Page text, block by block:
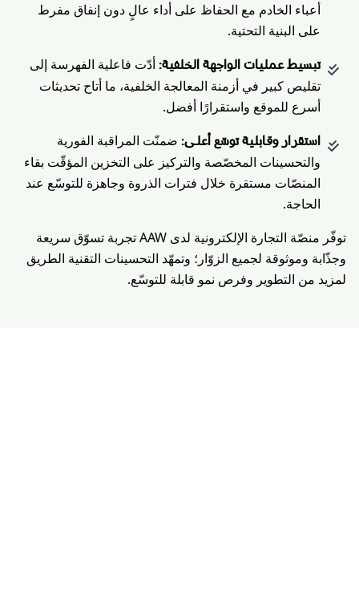
أعباء الخادم مع الحفاظ على أداء عالٍ دون إنفاق مفرط
على البنية التحتية.
تبسيط عمليات الواجهة الخلفية: أدّت فاعلية الفهرسة إلى
تقليص كبير في أزمنة المعالجة الخلفية، ما أتاح تحديثات
أسرع للموقع واستقرارًا أفضل.
استقرار وقابلية توسّع أعلى: ضمنّت المراقبة الفورية
والتحسينات المخصّصة والتركيز على التخزين المؤقّت بقاء
المنصّات مستقرة خلال فترات الذروة وجاهزة للتوسّع عند
الحاجة.
توفّر منصّة التجارة الإلكترونية لدى AAW تجربة تسوّق سريعة
وجذّابة وموثوقة لجميع الزوّار؛ وتمهّد التحسينات التقنية الطريق
لمزيد من التطوير وفرص نمو قابلة للتوسّع.